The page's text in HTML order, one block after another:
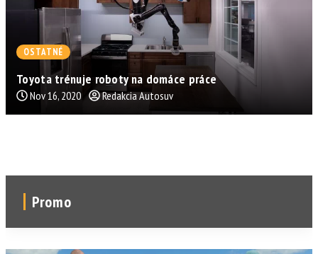
OSTATNÉ
Toyota trénuje roboty na domáce práce
Nov 16, 2020 Redakcia Autosuv
Promo